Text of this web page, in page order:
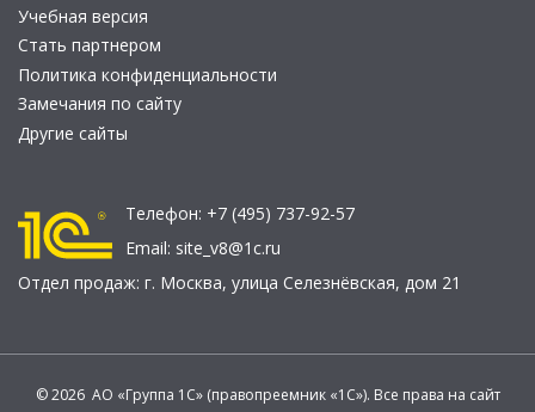
Учебная версия
Стать партнером
Политика конфиденциальности
Замечания по сайту
Другие сайты
Телефон: +7 (495) 737-92-57
Email: site_v8@1c.ru
Отдел продаж: г. Москва, улица Селезнёвская, дом 21
© 2026 АО «Группа 1С» (правопреемник «1С»). Все права на сайт